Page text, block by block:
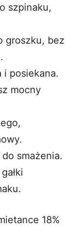
szpinaku,
groszku, bez
i posiekana.
mocny
smażenia.
18%